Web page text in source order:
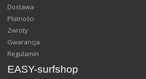
Dostawa
Płatności
Zwroty
Gwarancja
Regulamin
EASY-surfshop